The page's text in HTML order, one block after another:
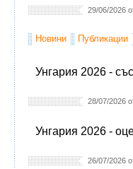
29/06/2026
Новини Публикации
Унгария 2026 -
28/07/2026
Унгария 2026 -
26/07/2026